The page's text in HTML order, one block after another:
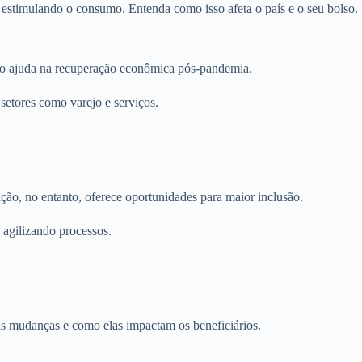
o consumo. Entenda como isso afeta o país e o seu bolso.
na recuperação econômica pós-pandemia.
como varejo e serviços.
no entanto, oferece oportunidades para maior inclusão.
processos.
e como elas impactam os beneficiários.